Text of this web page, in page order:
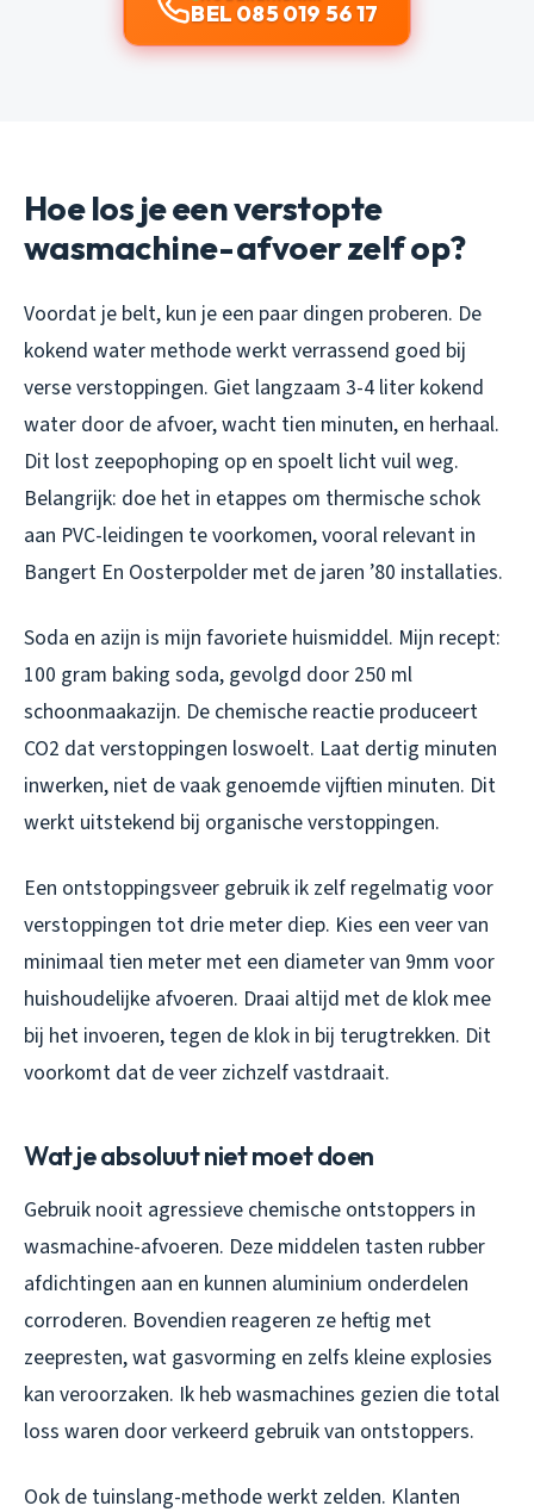
BEL 085 019 56 17
Hoe los je een verstopte
wasmachine-afvoer zelf op?
Voordat je belt, kun je een paar dingen proberen. De
kokend water methode werkt verrassend goed bij
verse verstoppingen. Giet langzaam 3-4 liter kokend
water door de afvoer, wacht tien minuten, en herhaal.
Dit lost zeepophoping op en spoelt licht vuil weg.
Belangrijk: doe het in etappes om thermische schok
aan PVC-leidingen te voorkomen, vooral relevant in
Bangert En Oosterpolder met de jaren ’80 installaties.
Soda en azijn is mijn favoriete huismiddel. Mijn recept:
100 gram baking soda, gevolgd door 250 ml
schoonmaakazijn. De chemische reactie produceert
CO2 dat verstoppingen loswoelt. Laat dertig minuten
inwerken, niet de vaak genoemde vijftien minuten. Dit
werkt uitstekend bij organische verstoppingen.
Een ontstoppingsveer gebruik ik zelf regelmatig voor
verstoppingen tot drie meter diep. Kies een veer van
minimaal tien meter met een diameter van 9mm voor
huishoudelijke afvoeren. Draai altijd met de klok mee
bij het invoeren, tegen de klok in bij terugtrekken. Dit
voorkomt dat de veer zichzelf vastdraait.
Wat je absoluut niet moet doen
Gebruik nooit agressieve chemische ontstoppers in
wasmachine-afvoeren. Deze middelen tasten rubber
afdichtingen aan en kunnen aluminium onderdelen
corroderen. Bovendien reageren ze heftig met
zeepresten, wat gasvorming en zelfs kleine explosies
kan veroorzaken. Ik heb wasmachines gezien die total
loss waren door verkeerd gebruik van ontstoppers.
Ook de tuinslang-methode werkt zelden. Klanten